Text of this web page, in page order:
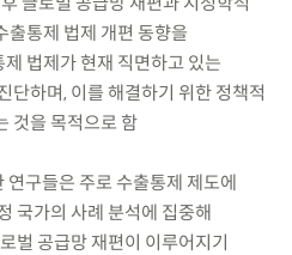
출통제 법제 개편 동향을
법제가 현재 직면하고 있는
단하며, 이를 해결하기 위한 정책적
것을 목적으로 함
구들은 주로 수출통제 제도에
국가의 사례 분석에 집중해
벌 공급망 재편이 이루어지기